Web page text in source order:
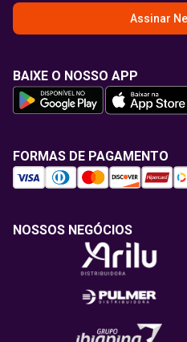
Assinar
BAIXE O NOSSO APP
FORMAS DE PAGAMENTO
NOSSOS NEGÓCIOS